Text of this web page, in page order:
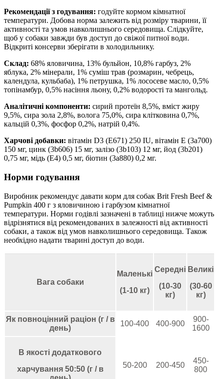
Рекомендації з годування: годуйте кормом кімнатної
температури. Добова норма залежить від розміру тварини, її
активності та умов навколишнього середовища. Слідкуйте,
щоб у собаки завжди був доступ до свіжої питної води.
Відкриті консерви зберігати в холодильнику.
Склад: 68% яловичина, 13% бульйон, 10,8% гарбуз, 2%
яблука, 2% мінерали, 1% суміш трав (розмарин, чебрець,
календула, кульбаба), 1% петрушка, 1% лососеве масло, 0,5%
топінамбур, 0,5% насіння льону, 0,2% водорості та мангольд.
Аналітичні компоненти: сирий протеїн 8,5%, вміст жиру
9,5%, сира зола 2,8%, волога 75,0%, сира клітковина 0,7%,
кальцій 0,3%, фосфор 0,2%, натрій 0,4%.
Харчові добавки: вітамін D3 (E671) 250 IU, вітамін E (3a700)
150 мг, цинк (3b606) 15 мг, залізо (3b103) 12 мг, йод (3b201)
0,75 мг, мідь (E4) 0,5 мг, біотин (3a880) 0,2 мг.
Норми годування
Виробник рекомендує давати корм для собак Brit Fresh Beef &
Pumpkin 400 г з яловичиною і гарбузом кімнатної
температури. Норми годівлі зазначені в таблиці нижче можуть
відрізнятися від рекомендованих в залежності від активності
собаки, а також від умов навколишнього середовища. Також
необхідно надати тварині доступ до води.
Вага собаки
Маленькі
(1-10 кг)
Середні
(10-30
кг)
Великі
(30-60
кг)
Як повноцінний раціон (г / в
день)
100-400 400-900
900-
1600
В якості додаткового
харчування 50:50 (г / в
50-200 200-450
450-
800